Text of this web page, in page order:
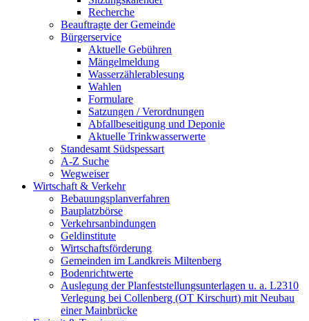
Recherche
Beauftragte der Gemeinde
Bürgerservice
Aktuelle Gebühren
Mängelmeldung
Wasserzählerablesung
Wahlen
Formulare
Satzungen / Verordnungen
Abfallbeseitigung und Deponie
Aktuelle Trinkwasserwerte
Standesamt Südspessart
A-Z Suche
Wegweiser
Wirtschaft & Verkehr
Bebauungsplanverfahren
Bauplatzbörse
Verkehrsanbindungen
Geldinstitute
Wirtschaftsförderung
Gemeinden im Landkreis Miltenberg
Bodenrichtwerte
Auslegung der Planfeststellungsunterlagen u. a. L2310
Verlegung bei Collenberg (OT Kirschurt) mit Neubau
einer Mainbrücke